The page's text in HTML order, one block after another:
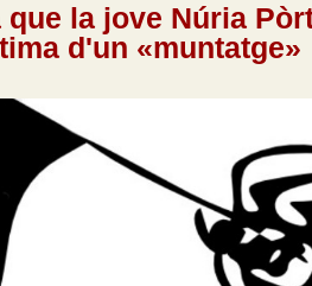
que la jove Núria
d'un «muntatge»